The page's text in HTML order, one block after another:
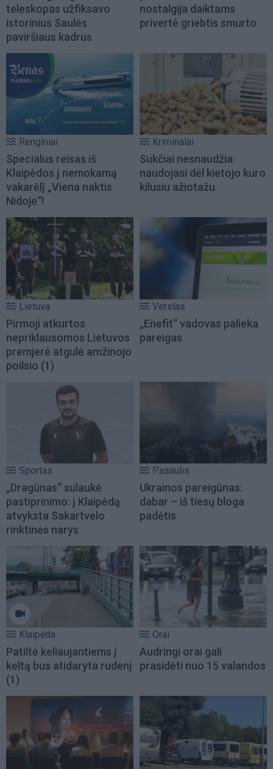
teleskopas užfiksavo
istorinius Saulės
paviršiaus kadrus
nostalgija daiktams
privertė griebtis smurto
Renginiai
Specialus reisas iš
Klaipėdos į nemokamą
vakarėlį „Viena naktis
Nidoje“!
Kriminalai
Sukčiai nesnaudžia:
naudojasi dėl kietojo kuro
kilusiu ažiotažu
Lietuva
Pirmoji atkurtos
nepriklausomos Lietuvos
premjerė atgulė amžinojo
poilsio (1)
Verslas
„Enefit“ vadovas palieka
pareigas
Sportas
„Dragūnas“ sulaukė
pastiprinimo: į Klaipėdą
atvyksta Sakartvelo
rinktinės narys
Pasaulis
Ukrainos pareigūnas:
dabar – iš tiesų bloga
padėtis
Klaipėda
Patiltė keliaujantiems į
keltą bus atidaryta rudenį
(1)
Orai
Audringi orai gali
prasidėti nuo 15 valandos